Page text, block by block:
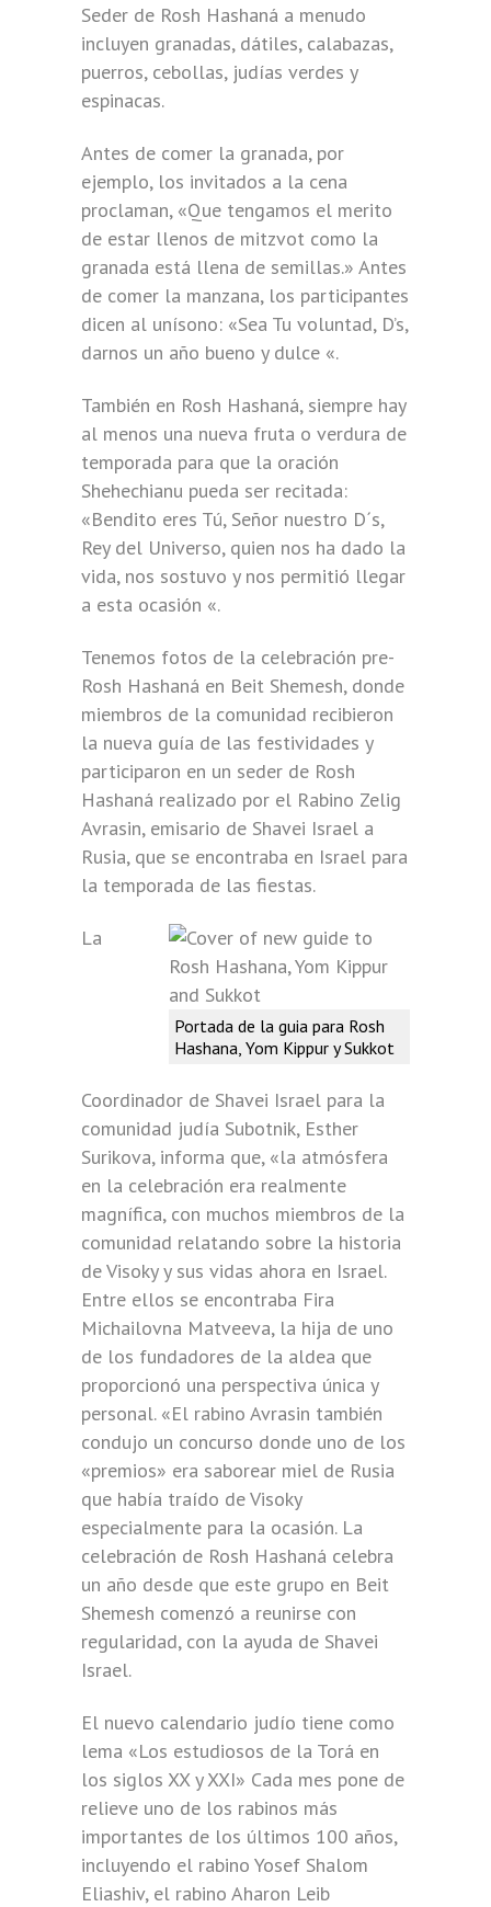
Seder de Rosh Hashaná a menudo
incluyen granadas, dátiles, calabazas,
puerros, cebollas, judías verdes y
espinacas.
Antes de comer la granada, por
ejemplo, los invitados a la cena
proclaman, «Que tengamos el merito
de estar llenos de mitzvot como la
granada está llena de semillas.» Antes
de comer la manzana, los participantes
dicen al unísono: «Sea Tu voluntad, D’s,
darnos un año bueno y dulce «.
También en Rosh Hashaná, siempre hay
al menos una nueva fruta o verdura de
temporada para que la oración
Shehechianu pueda ser recitada:
«Bendito eres Tú, Señor nuestro D´s,
Rey del Universo, quien nos ha dado la
vida, nos sostuvo y nos permitió llegar
a esta ocasión «.
Tenemos fotos de la celebración pre-
Rosh Hashaná en Beit Shemesh, donde
miembros de la comunidad recibieron
la nueva guía de las festividades y
participaron en un seder de Rosh
Hashaná realizado por el Rabino Zelig
Avrasin, emisario de Shavei Israel a
Rusia, que se encontraba en Israel para
la temporada de las fiestas.
Portada de la guia para Rosh
Hashana, Yom Kippur y Sukkot
La
Coordinador de Shavei Israel para la
comunidad judía Subotnik, Esther
Surikova, informa que, «la atmósfera
en la celebración era realmente
magnífica, con muchos miembros de la
comunidad relatando sobre la historia
de Visoky y sus vidas ahora en Israel.
Entre ellos se encontraba Fira
Michailovna Matveeva, la hija de uno
de los fundadores de la aldea que
proporcionó una perspectiva única y
personal. «El rabino Avrasin también
condujo un concurso donde uno de los
«premios» era saborear miel de Rusia
que había traído de Visoky
especialmente para la ocasión. La
celebración de Rosh Hashaná celebra
un año desde que este grupo en Beit
Shemesh comenzó a reunirse con
regularidad, con la ayuda de Shavei
Israel.
El nuevo calendario judío tiene como
lema «Los estudiosos de la Torá en
los siglos XX y XXI» Cada mes pone de
relieve uno de los rabinos más
importantes de los últimos 100 años,
incluyendo el rabino Yosef Shalom
Eliashiv, el rabino Aharon Leib